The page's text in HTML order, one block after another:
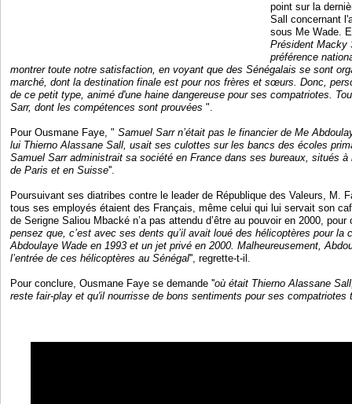
point sur la
Sall concernant
sous Me Wade.
Président Macky
préférence
montrer toute notre satisfaction, en voyant que des Sénégalais se sont
marché, dont la destination finale est pour nos frères et sœurs. Donc,
de ce petit type, animé d'une haine dangereuse pour ses compatriotes.
Sarr, dont les compétences sont prouvées ".
Pour Ousmane Faye, "Samuel Sarr n’était pas le financier de Me
lui Thierno Alassane Sall, usait ses culottes sur les bancs des écoles
Samuel Sarr administrait sa société en France dans ses bureaux, situés
de Paris et en Suisse''.
Poursuivant ses diatribes contre le leader de République des Valeurs, M.
tous ses employés étaient des Français, même celui qui lui servait son
de Serigne Saliou Mbacké n’a pas attendu d’être au pouvoir en 2000, pour
pensez que, c’est avec ses dents qu’il avait loué des hélicoptères pour la
Abdoulaye Wade en 1993 et un jet privé en 2000. Malheureusement,
l’entrée de ces hélicoptères au Sénégal'', regrette-t-il.
Pour conclure, Ousmane Faye se demande ''où était Thierno Alassane
reste fair-play et qu'il nourrisse de bons sentiments pour ses compatriotes